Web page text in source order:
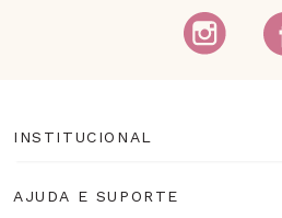
INSTITUCIONAL
AJUDA E SUPORTE